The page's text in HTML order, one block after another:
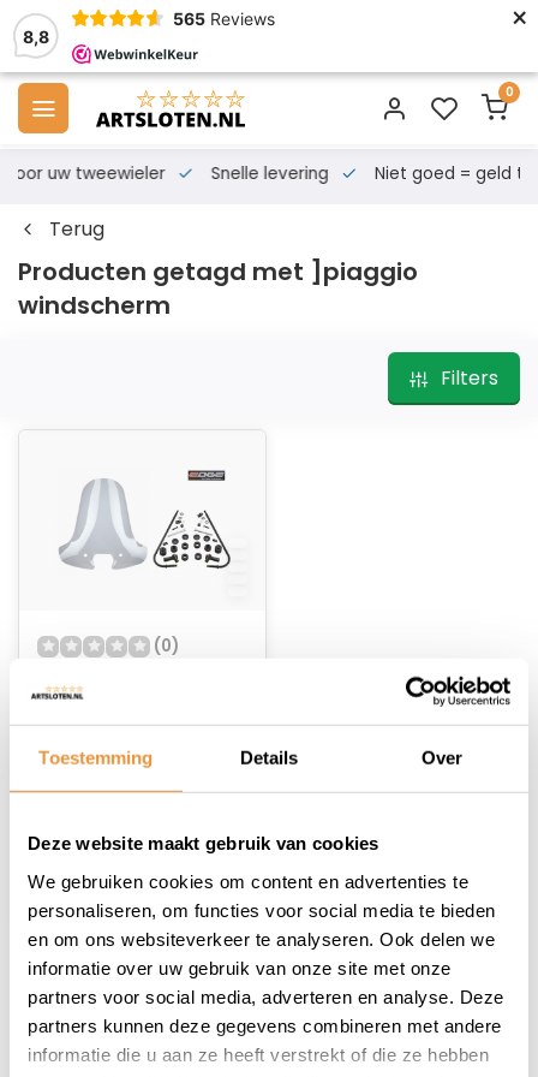
Toestemming Details Over
Deze website maakt gebruik van cookies
We gebruiken cookies om content en advertenties te
personaliseren, om functies voor social media te bieden
en om ons websiteverkeer te analyseren. Ook delen we
informatie over uw gebruik van onze site met onze
partners voor social media, adverteren en analyse. Deze
partners kunnen deze gegevens combineren met andere
informatie die u aan ze heeft verstrekt of die ze hebben
8,8
565 Reviews ×
0
voor uw tweewieler Snelle levering Niet goed = geld
Terug
Producten getagd met ]piaggio
windscherm
Filters
(0)
Piaggio Zip
Niet op voorraad
1